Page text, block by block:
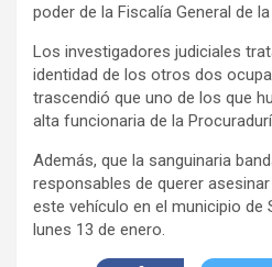
poder de la Fiscalía General de
Los investigadores judiciales
identidad de los otros dos
trascendió que uno de los que
alta funcionaria de la
Además, que la sanguinaria
responsables de querer
este vehículo en el municipio de
lunes 13 de enero.